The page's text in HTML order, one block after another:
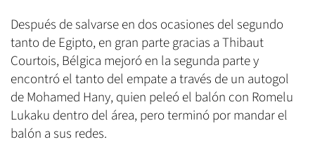
Después de salvarse en dos ocasiones del segundo
tanto de Egipto, en gran parte gracias a Thibaut
Courtois, Bélgica mejoró en la segunda parte y
encontró el tanto del empate a través de un autogol
de Mohamed Hany, quien peleó el balón con Romelu
Lukaku dentro del área, pero terminó por mandar el
balón a sus redes.